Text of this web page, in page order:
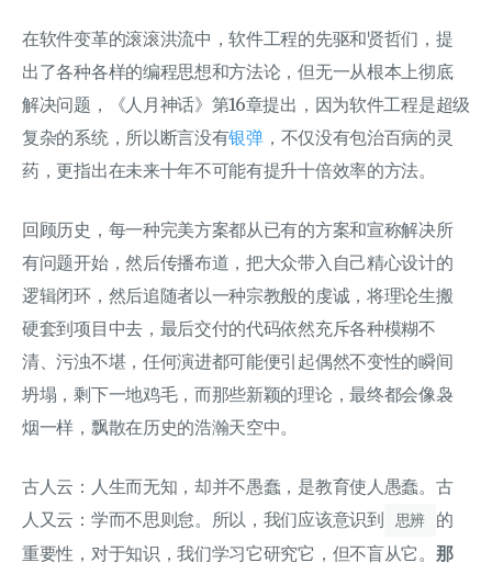
在软件变革的滚滚洪流中，软件工程的先驱和贤哲们，提
出了各种各样的编程思想和方法论，但无一从根本上彻底
解决问题，《人月神话》第16章提出，因为软件工程是超级
复杂的系统，所以断言没有银弹，不仅没有包治百病的灵
药，更指出在未来十年不可能有提升十倍效率的方法。
回顾历史，每一种完美方案都从已有的方案和宣称解决所
有问题开始，然后传播布道，把大众带入自己精心设计的
逻辑闭环，然后追随者以一种宗教般的虔诚，将理论生搬
硬套到项目中去，最后交付的代码依然充斥各种模糊不
清、污浊不堪，任何演进都可能便引起偶然不变性的瞬间
坍塌，剩下一地鸡毛，而那些新颖的理论，最终都会像袅
烟一样，飘散在历史的浩瀚天空中。
古人云：人生而无知，却并不愚蠢，是教育使人愚蠢。古
人又云：学而不思则怠。所以，我们应该意识到
思辨
的
重要性，对于知识，我们学习它研究它，但不盲从它。 那